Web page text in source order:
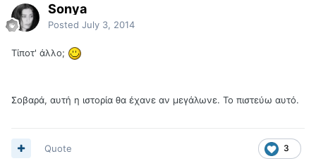
Sonya
Posted July 3, 2014
Τίποτ' άλλο;
Σοβαρά, αυτή η ιστορία θα έχανε αν μεγάλωνε. Το πιστεύω αυτό.
3
Quote